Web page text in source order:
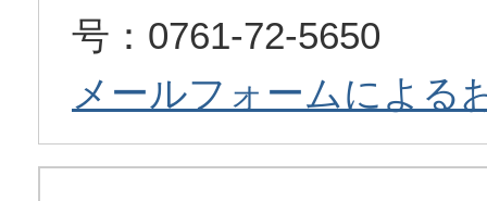
号：0761-72-5650
メールフォームによる